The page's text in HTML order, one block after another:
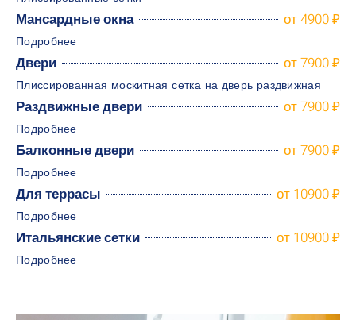
Мансардные окна от 4900 ₽
Подробнее
Двери от 7900 ₽
Плиссированная москитная сетка на дверь раздвижная
Раздвижные двери от 7900 ₽
Подробнее
Балконные двери от 7900 ₽
Подробнее
Для террасы от 10900 ₽
Подробнее
Итальянские сетки от 10900 ₽
Подробнее